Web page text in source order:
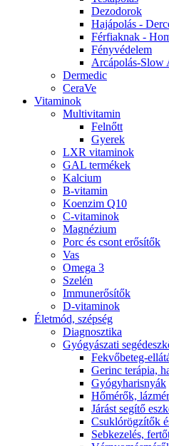
Dezodorok
Hajápolás -
Férfiaknak -
Fényvédelem
Arcápolás-Slow
Dermedic
CeraVe
Vitaminok
Multivitamin
Felnőtt
Gyerek
LXR vitaminok
GAL termékek
Kalcium
B-vitamin
Koenzim Q10
C-vitaminok
Magnézium
Porc és csont erősítők
Vas
Omega 3
Szelén
Immunerősítők
D-vitaminok
Életmód, szépség
Diagnosztika
Gyógyászati
Fekvőbeteg-
Gerinc terápia,
Gyógyharisnyák
Hőmérők,
Járást segítő
Csuklórögzítők
Sebkezelés,